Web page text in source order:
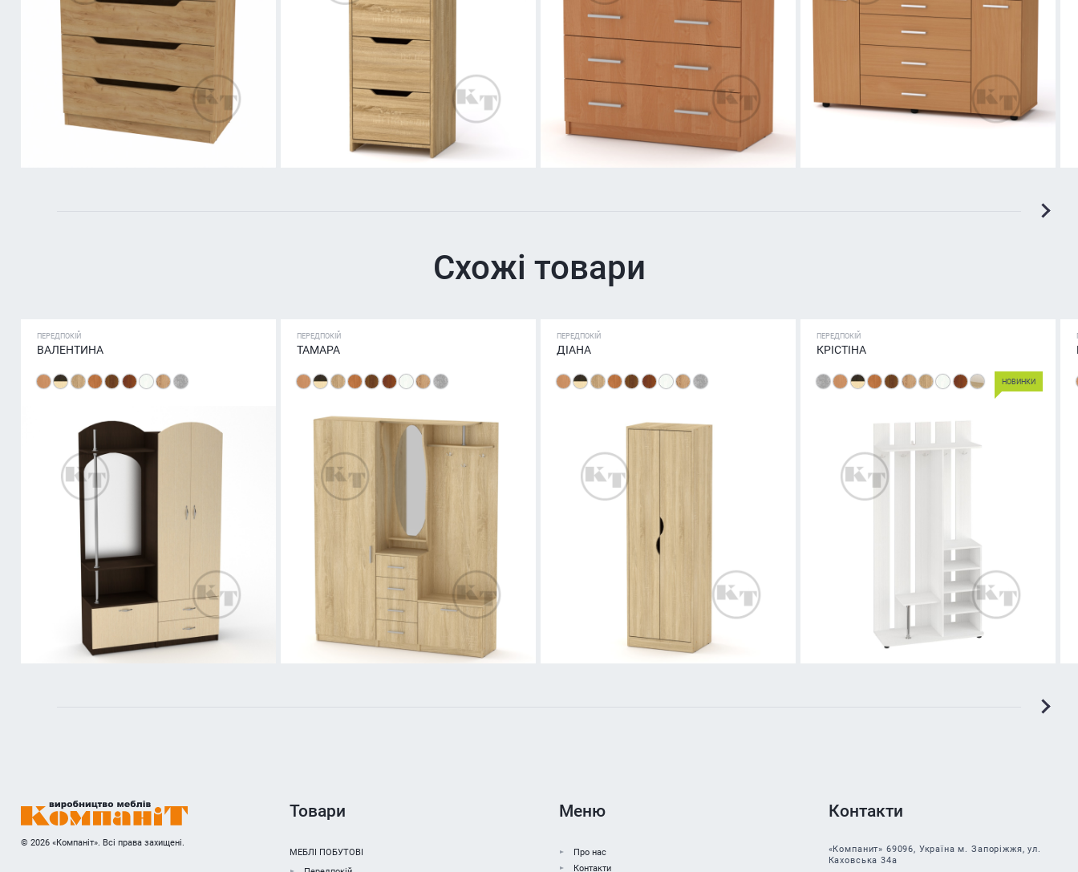
Схожі товари
ПЕРЕДПОКІЙ
ВАЛЕНТИНА
ПЕРЕДПОКІЙ
ТАМАРА
ПЕРЕДПОКІЙ
ДІАНА
ПЕРЕДПОКІЙ
КРІСТІНА
НОВИНКИ
© 2026 «Компаніт». Всі права захищені.
Товари
МЕБЛІ ПОБУТОВІ
Меню
Про нас
Контакти
Контакти
«Компанит» 69096, Україна м. Запоріжжя, ул.
Каховська 34а